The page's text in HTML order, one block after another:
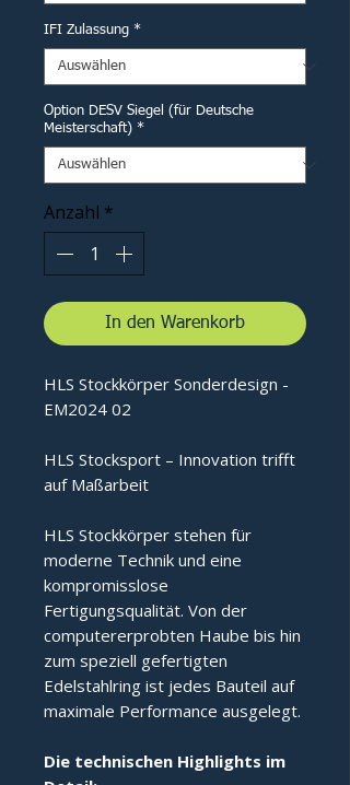
IFI Zulassung *
Option DESV Siegel (für Deutsche
Meisterschaft) *
Anzahl *
In den Warenkorb
HLS Stockkörper Sonderdesign -
EM2024 02
HLS Stocksport – Innovation trifft
auf Maßarbeit
HLS Stockkörper stehen für
moderne Technik und eine
kompromisslose
Fertigungsqualität. Von der
computererprobten Haube bis hin
zum speziell gefertigten
Edelstahlring ist jedes Bauteil auf
maximale Performance ausgelegt.
Die technischen Highlights im